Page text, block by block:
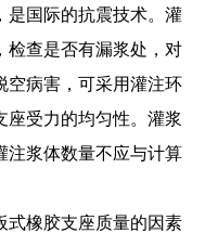
是国际的抗震技术。灌
检查是否有漏浆处，对
空病害，可采用灌注环
座受力的均匀性。灌浆
注浆体数量不应与计算
式橡胶支座质量的因素